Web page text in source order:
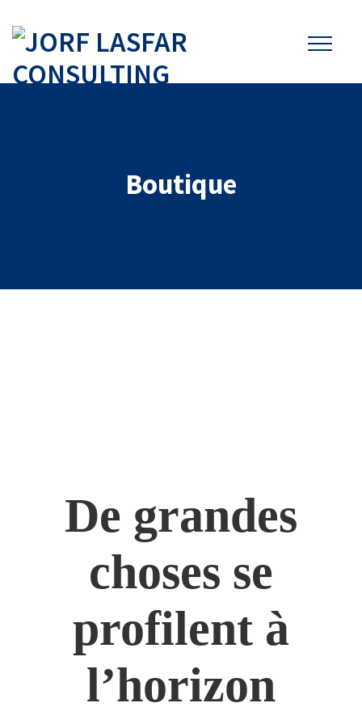
Boutique
De grandes
choses se
profilent à
l’horizon